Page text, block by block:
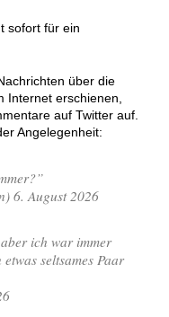
sofort für ein
über die
Internet erschienen,
auf Twitter auf.
Angelegenheit:
6. August 2026
ich war immer
seltsames Paar